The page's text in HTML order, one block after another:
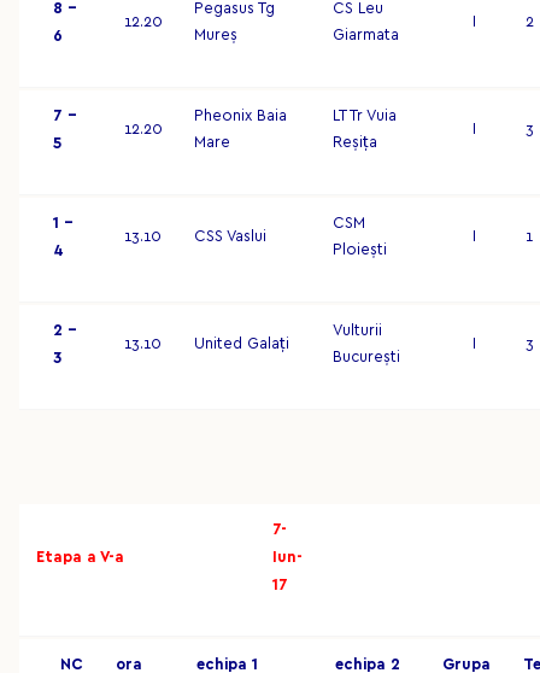
8 –
6
12.20
Pegasus Tg
Mureș
CS Leu
Giarmata
2
7 –
5
12.20
Pheonix Baia
Mare
LT Tr Vuia
Reșița
3
1 –
4
13.10 CSS Vaslui
CSM
Ploiești
1
2 –
3
13.10 United Galați
Vulturii
București
3
Etapa a V-a
7-
Iun-
17
NC ora ec hipa 1 ec hipa 2 Grupa T